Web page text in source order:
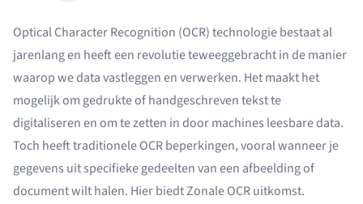
Optical Character Recognition (OCR) technologie bestaat al
jarenlang en heeft een revolutie teweeggebracht in de manier
waarop we data vastleggen en verwerken. Het maakt het
mogelijk om gedrukte of handgeschreven tekst te
digitaliseren en om te zetten in door machines leesbare data.
Toch heeft traditionele OCR beperkingen, vooral wanneer je
gegevens uit specifieke gedeelten van een afbeelding of
document wilt halen. Hier biedt Zonale OCR uitkomst.